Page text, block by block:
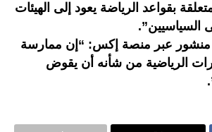
بقواعد الرياضة يعود إلى الهيئات
السياسيين”.
منشور عبر منصة إكس: “إن ممارسة
الرياضية من شأنه أن يقوض